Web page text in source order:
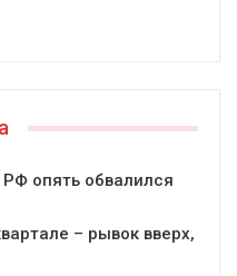
опять обвалился
– рывок вверх,